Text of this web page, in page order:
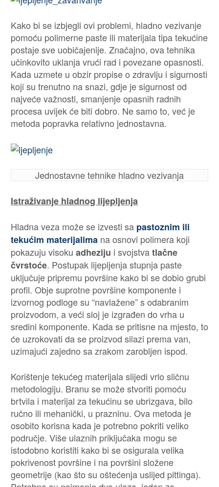
Kako bi se izbjegli ovi problemi, hladno vezivanje
pomoću polimerne paste ili materijala tipa tekućine
postaje sve uobičajenije. Značajno, ova tehnika
učinkovito uklanja vrući rad i povezane opasnosti.
Kada uzmete u obzir propise o zdravlju i sigurnosti
koji su trenutno na snazi, gdje je sigurnost od
najveće važnosti, smanjenje opasnih radnih
procesa uvijek će biti dobro. Ne samo to, već je
metoda popravka relativno jednostavna.
Jednostavne tehnike hladno vezivanja
Istraživanje hladnog lijepljenja
Hladna veza može se izvesti sa pastoznim ili
tekućim materijalima na osnovi polimera koji
pokazuju visoku adheziju i svojstvatlačne
čvrstoće. Postupak lijepljenja stupnja paste
uključuje pripremu površine kako bi se dobio grubi
profil. Obje suprotne površine komponente i
izvornog podloge su “navlažene” s odabranim
proizvodom, a veći sloj je izgrađen do vrha u
sredini komponente. Kada se pritisne na mjesto, to
će uzrokovati da se proizvod silazi prema van,
uzimajući zajedno sa zrakom zarobljen ispod.
Korištenje tekućeg materijala slijedi vrlo sličnu
metodologiju. Branu se može stvoriti pomoću
brtvila i materijal za tekućinu se ubrizgava, bilo
ručno ili mehanički, u prazninu. Ova metoda je
osobito korisna kada je potrebno pokriti veliko
područje. Više ulaznih priključaka mogu se
istodobno koristiti kako bi se osigurala velika
pokrivenost površine i na površini složene
geometrije (kao što su oštećenja uslijed pittinga).